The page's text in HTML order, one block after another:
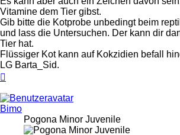
Vitamine dem Tier gibst.
Gib bitte die Kotprobe unbedingt beim
und lass die Untersuchen. Der kann dir
Tier hat.
Flüssiger Kot kann auf Kokzidien befall
LG Barta_Sid.
Bimo
Pogona Minor Juvenile